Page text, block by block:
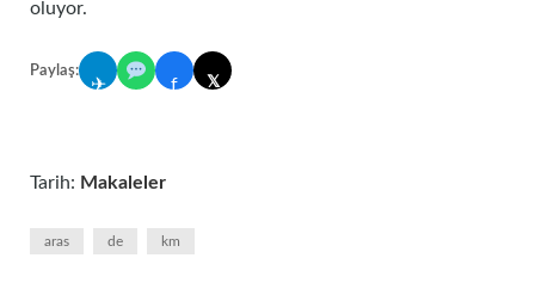
oluyor.
Paylaş:
✈ f 𝕏
Tarih: Makaleler
aras de km